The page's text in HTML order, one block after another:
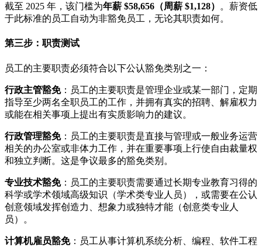
截至 2025 年，该门槛为年薪 $58,656（周薪 $1,128）
。薪资低
于此标准的员工自动为非豁免员工，无论其职责如何。
第三步：职责测试
员工的主要职责必须符合以下公认豁免类别之一：
行政主管豁免：员工的主要职责是管理企业或某一部门，定期
指导至少两名全职员工的工作，并拥有真实的招聘、解雇权力
或能在相关事项上提出有实质影响力的建议。
行政管理豁免：员工的主要职责是直接与管理或一般业务运营
相关的办公室或非体力工作，并在重要事项上行使自由裁量权
和独立判断。这是争议最多的豁免类别。
专业技术豁免：员工的主要职责需要通过长期专业教育习得的
科学或学术领域高级知识（学术类专业人员），或需要在公认
创意领域发挥创造力、想象力或独特才能（创意类专业人
员）。
计算机雇员豁免：员工从事计算机系统分析、编程、软件工程